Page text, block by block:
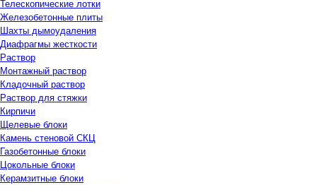
Телескопические лотки
Железобетонные плиты
Шахты дымоудаления
Диафрагмы жесткости
Раствор
Монтажный раствор
Кладочный раствор
Раствор для стяжки
Кирпичи
Щелевые блоки
Камень стеновой СКЦ
Газобетонные блоки
Цокольные блоки
Керамзитные блоки